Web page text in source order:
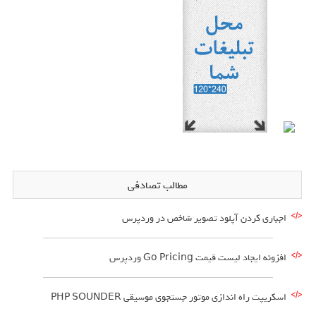
مطالب تصادفی
اجباری کردن آپلود تصویر شاخص در وردپرس
افزونه ایجاد لیست قیمت Go Pricing وردپرس
اسکریپت راه اندازی موتور جستجوی موسیقی PHP SOUNDER